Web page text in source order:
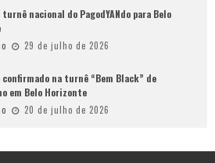
nacional do PagodYANdo para Belo
29 de julho de 2026
na turnê “Bem Black” de
em Belo Horizonte
20 de julho de 2026